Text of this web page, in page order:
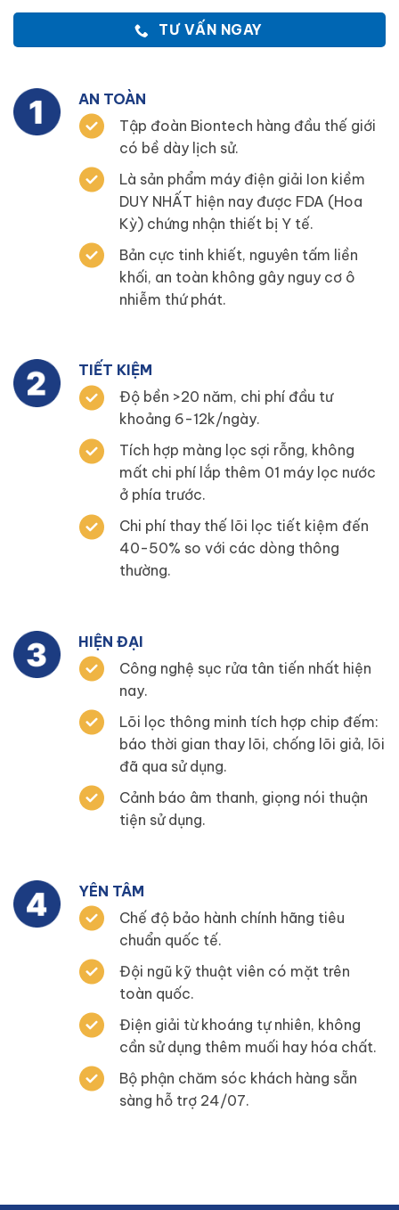
TƯ VẤN NGAY
AN TOÀN
Tập đoàn Biontech hàng đầu thế giới
có bề dày lịch sử.
Là sản phẩm máy điện giải Ion kiềm
DUY NHẤT hiện nay được FDA (Hoa
Kỳ) chứng nhận thiết bị Y tế.
Bản cực tinh khiết, nguyên tấm liền
khối, an toàn không gây nguy cơ ô
nhiễm thứ phát.
TIẾT KIỆM
Độ bền >20 năm, chi phí đầu tư
khoảng 6-12k/ngày.
Tích hợp màng lọc sợi rỗng, không
mất chi phí lắp thêm 01 máy lọc nước
ở phía trước.
Chi phí thay thế lõi lọc tiết kiệm đến
40-50% so với các dòng thông
thường.
HIỆN ĐẠI
Công nghệ sục rửa tân tiến nhất hiện
nay.
Lõi lọc thông minh tích hợp chip đếm:
báo thời gian thay lõi, chống lõi giả, lõi
đã qua sử dụng.
Cảnh báo âm thanh, giọng nói thuận
tiện sử dụng.
YÊN TÂM
Chế độ bảo hành chính hãng tiêu
chuẩn quốc tế.
Đội ngũ kỹ thuật viên có mặt trên
toàn quốc.
Điện giải từ khoáng tự nhiên, không
cần sử dụng thêm muối hay hóa chất.
Bộ phận chăm sóc khách hàng sẵn
sàng hỗ trợ 24/07.